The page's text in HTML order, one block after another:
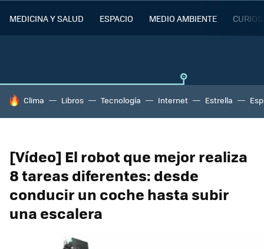
MEDICINA Y SALUD ESPACIO MEDIO AMBIENTE
HOY SE HABLA DE
Clima Libros Tecnología Internet Estrella
[Vídeo] El robot que mejor realiza
8 tareas diferentes: desde
conducir un coche hasta subir
una escalera